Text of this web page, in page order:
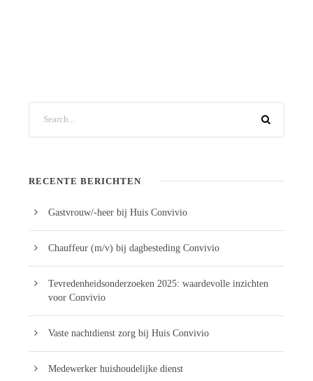
RECENTE BERICHTEN
Gastvrouw/-heer bij Huis Convivio
Chauffeur (m/v) bij dagbesteding Convivio
Tevredenheidsonderzoeken 2025: waardevolle inzichten
voor Convivio
Vaste nachtdienst zorg bij Huis Convivio
Medewerker huishoudelijke dienst